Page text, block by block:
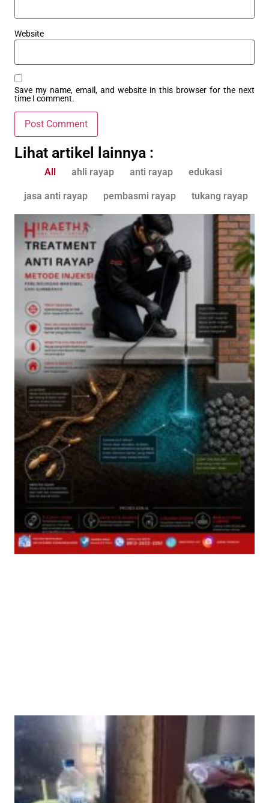
Website
Save my name, email, and website in this browser for the next
time I comment.
Lihat artikel lainnya :
All ahli rayap anti rayap edukasi
jasa anti rayap pembasmi rayap tukang rayap